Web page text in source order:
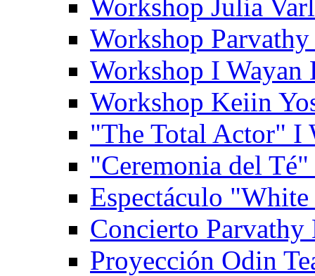
Workshop Julia
Workshop
Workshop I Wayan
Workshop Keiin
"The Total Actor" I
"Ceremonia del
Espectáculo
Concierto Parvathy
Proyección Odin